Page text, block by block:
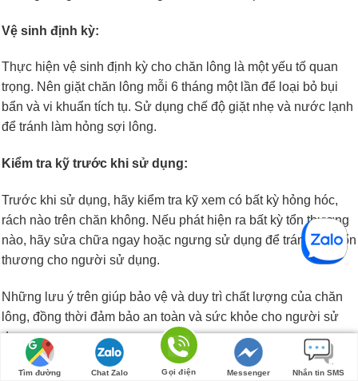
Vệ sinh định kỳ:
Thực hiện vệ sinh định kỳ cho chăn lông là một yếu tố quan
trọng. Nên giặt chăn lông mỗi 6 tháng một lần để loại bỏ bụi
bẩn và vi khuẩn tích tụ. Sử dụng chế độ giặt nhẹ và nước lạnh
để tránh làm hỏng sợi lông.
Kiểm tra kỹ trước khi sử dụng:
Trước khi sử dụng, hãy kiểm tra kỹ xem có bất kỳ hỏng hóc,
rách nào trên chăn không. Nếu phát hiện ra bất kỳ tổn thương
nào, hãy sửa chữa ngay hoặc ngưng sử dụng để tránh gây tổn
thương cho người sử dụng.
Những lưu ý trên giúp bảo vệ và duy trì chất lượng của chăn
lông, đồng thời đảm bảo an toàn và sức khỏe cho người sử
dụng.
Mua chăn lông ở đâu?
Tìm đường Chat Zalo Gọi điện Messenger Nhắn tin SMS